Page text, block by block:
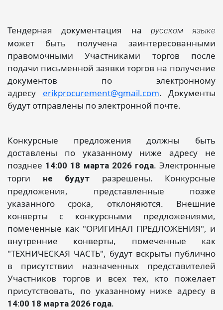
Тендерная документация на русском языке
может быть получена заинтересованными
правомочными Участниками торгов после
подачи письменной заявки торгов на получение
документов по электронному
адресу erikprocurement@gmail.com. Документы
будут отправлены по электронной почте.
Конкурсные предложения должны быть
доставлены по указанному ниже адресу не
позднее 14:00 18 марта 2026 года. Электронные
торги
не будут разрешены. Конкурсные
предложения, представленные позже
указанного срока, отклоняются. Внешние
конверты с конкурсными предложениями,
помеченные как "ОРИГИНАЛ ПРЕДЛОЖЕНИЯ", и
внутренние конверты, помеченные как
"ТЕХНИЧЕСКАЯ ЧАСТЬ", будут вскрыты публично
в присутствии назначенных представителей
Участников торгов и всех тех, кто пожелает
присутствовать, по указанному ниже адресу в
14:00 18 марта 2026 года.